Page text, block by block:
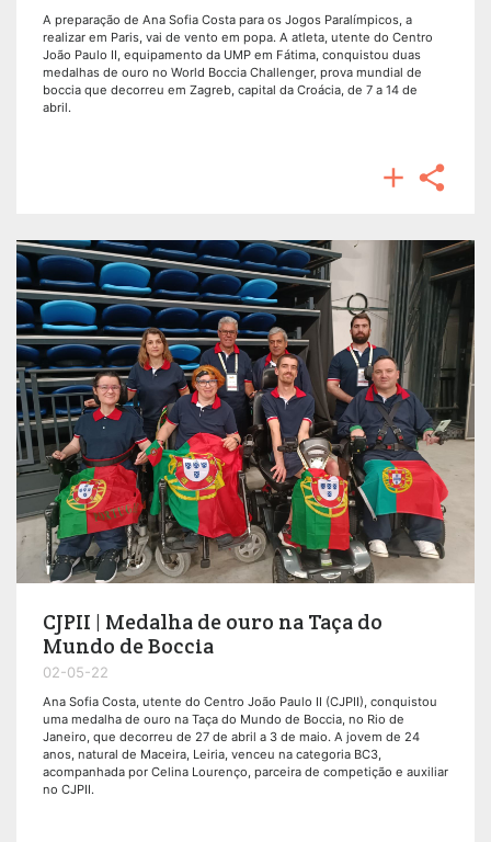
A preparação de Ana Sofia Costa para os Jogos Paralímpicos, a
realizar em Paris, vai de vento em popa. A atleta, utente do Centro
João Paulo II, equipamento da UMP em Fátima, conquistou duas
medalhas de ouro no World Boccia Challenger, prova mundial de
boccia que decorreu em Zagreb, capital da Croácia, de 7 a 14 de
abril.
 
CJPII | Medalha de ouro na Taça do
Mundo de Boccia
02-05-22
Ana Sofia Costa, utente do Centro João Paulo II (CJPII), conquistou
uma medalha de ouro na Taça do Mundo de Boccia, no Rio de
Janeiro, que decorreu de 27 de abril a 3 de maio. A jovem de 24
anos, natural de Maceira, Leiria, venceu na categoria BC3,
acompanhada por Celina Lourenço, parceira de competição e auxiliar
no CJPII.